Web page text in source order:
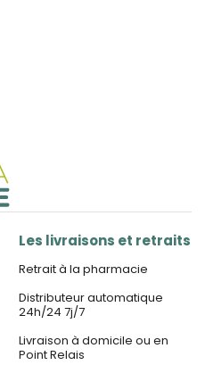
Les livraisons et retraits
Retrait à la pharmacie
Distributeur automatique
24h/24 7j/7
Livraison à domicile ou en
Point Relais